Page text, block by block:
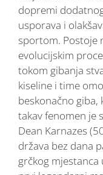
dopremi
usporava i
sportom. Postoje
evolucijskim
tokom gibanja
kiseline i time
beskonačno giba,
takav fenomen je
Dean Karnazes
država bez dana
grčkog mjestanca